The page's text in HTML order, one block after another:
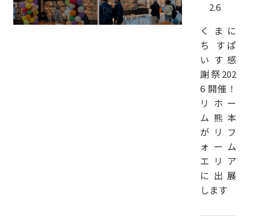
2.6
くまに
ち すぱ
いす感
謝祭202
6 開催！
リホー
ム熊本
がリフ
ォーム
エリア
に出展
します